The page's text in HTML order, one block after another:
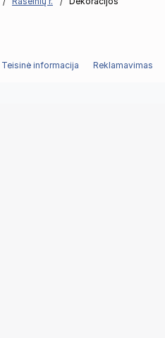
Teisinė informacija Reklamavimas